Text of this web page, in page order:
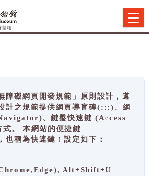
障礙網頁開發規範」原則設計，遵
計之規範提供網頁導盲磚(:::)、網
、鍵盤快速鍵 (Access
。 本網站的便捷鍵
也稱為快速鍵﹞設定如下：
Alt+Shift+U